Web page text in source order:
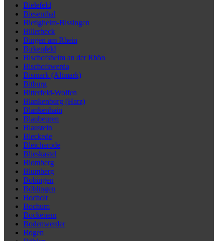
Bielefeld
Biesenthal
Bietigheim-Bissingen
Billerbeck
Bingen am Rhein
Birkenfeld
Bischofsheim an der Rhön
Bischofswerda
Bismark (Altmark)
Bitburg
Bitterfeld-Wolfen
Blankenburg (Harz)
Blankenhain
Blaubeuren
Blaustein
Bleckede
Bleicherode
Blieskastel
Blomberg
Blumberg
Bobingen
Böblingen
Bocholt
Bochum
Bockenem
Bodenwerder
Bogen